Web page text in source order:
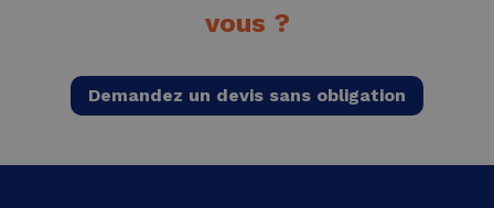
vous ?
Demandez un devis sans obligation